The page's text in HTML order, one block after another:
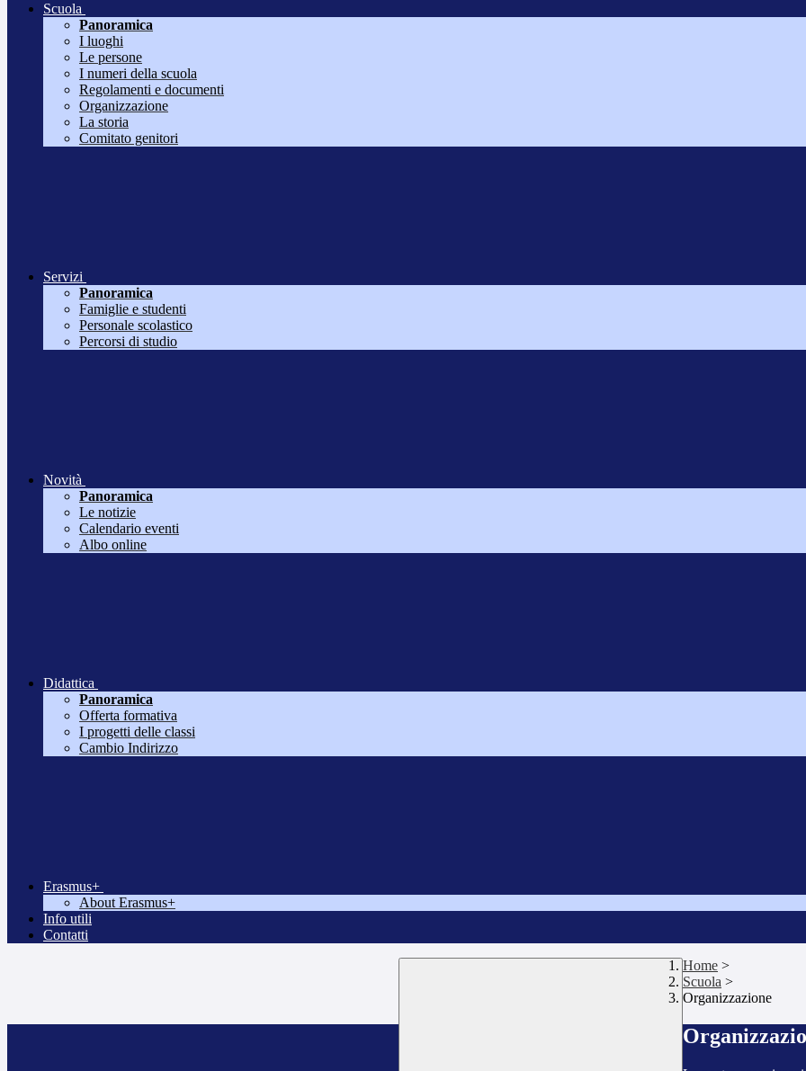
Scuola
Panoramica
I luoghi
Le persone
I numeri della scuola
Regolamenti e documenti
Organizzazione
La storia
Comitato genitori
Servizi
Panoramica
Famiglie e studenti
Personale scolastico
Percorsi di studio
Novità
Panoramica
Le notizie
Calendario eventi
Albo online
Didattica
Panoramica
Offerta formativa
I progetti delle classi
Cambio Indirizzo
Erasmus+
About Erasmus+
Info utili
Contatti
Home >
Scuola >
Organizzazione